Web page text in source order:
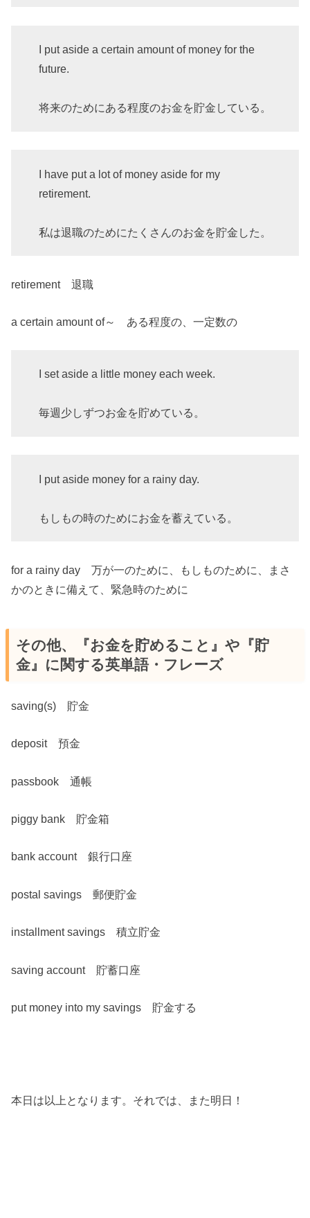
I put aside a certain amount of money for the
future.
将来のためにある程度のお金を貯金している。
I have put a lot of money aside for my
retirement.
私は退職のためにたくさんのお金を貯金した。
retirement 退職
a certain amount of～ ある程度の、一定数の
I set aside a little money each week.
毎週少しずつお金を貯めている。
I put aside money for a rainy day.
もしもの時のためにお金を蓄えている。
for a rainy day 万が一のために、もしものために、まさ
かのときに備えて、緊急時のために
その他、『お金を貯めること』や『貯
金』に関する英単語・フレーズ
saving(s) 貯金
deposit 預金
passbook 通帳
piggy bank 貯金箱
bank account 銀行口座
postal savings 郵便貯金
installment savings 積立貯金
saving account 貯蓄口座
put money into my savings 貯金する
本日は以上となります。それでは、また明日！